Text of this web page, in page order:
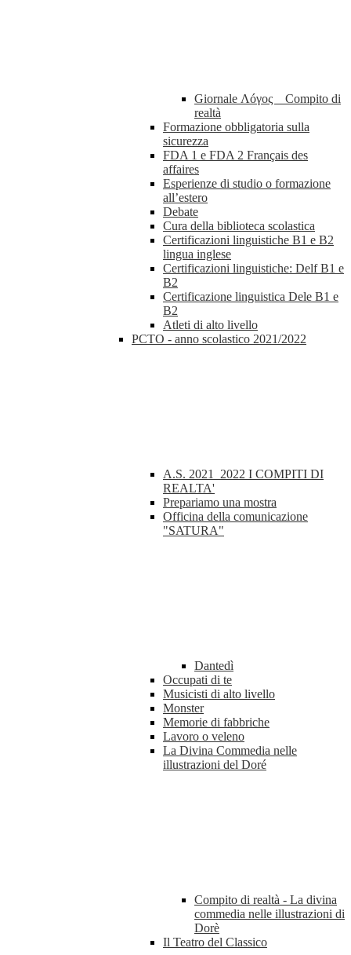
Giornale Λóγος _ Compito di
realtà
Formazione obbligatoria sulla
sicurezza
FDA 1 e FDA 2 Français des
affaires
Esperienze di studio o formazione
all’estero
Debate
Cura della biblioteca scolastica
Certificazioni linguistiche B1 e B2
lingua inglese
Certificazioni linguistiche: Delf B1 e
B2
Certificazione linguistica Dele B1 e
B2
Atleti di alto livello
PCTO - anno scolastico 2021/2022
A.S. 2021_2022 I COMPITI DI
REALTA'
Prepariamo una mostra
Officina della comunicazione
"SATURA"
Dantedì
Occupati di te
Musicisti di alto livello
Monster
Memorie di fabbriche
Lavoro o veleno
La Divina Commedia nelle
illustrazioni del Doré
Compito di realtà - La divina
commedia nelle illustrazioni di
Dorè
Il Teatro del Classico